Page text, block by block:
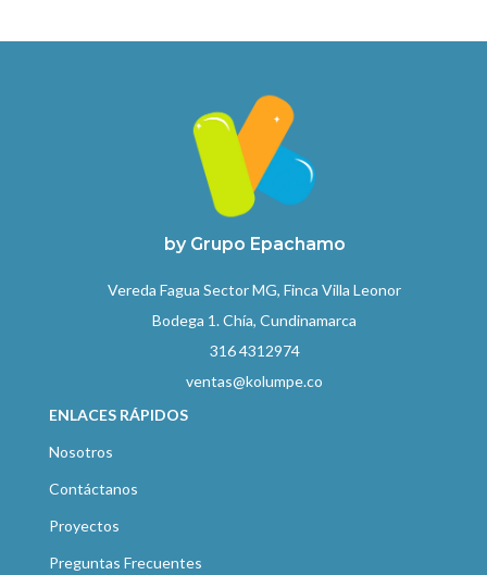
by Grupo Epachamo
Vereda Fagua Sector MG, Finca Villa Leonor
Bodega 1. Chía, Cundinamarca
316 4312974
ventas@kolumpe.co
ENLACES RÁPIDOS
Nosotros
Contáctanos
Proyectos
Preguntas Frecuentes